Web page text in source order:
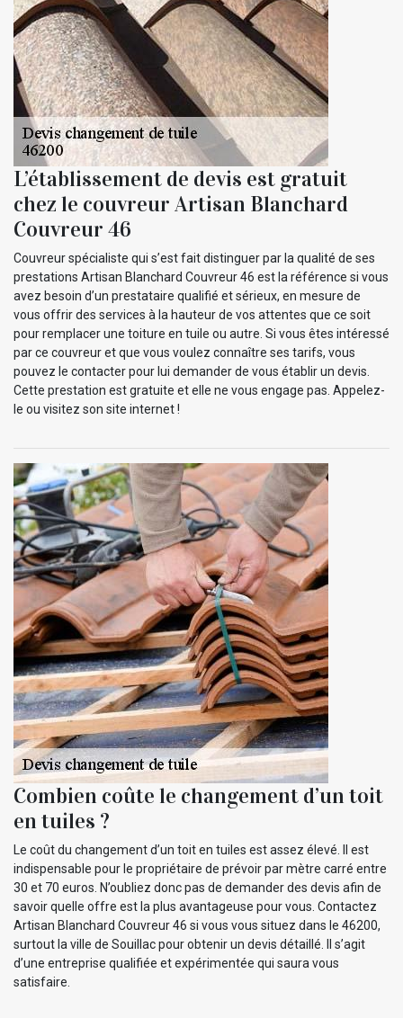
L’établissement de devis est gratuit
chez le couvreur Artisan Blanchard
Couvreur 46
Couvreur spécialiste qui s’est fait distinguer par la qualité de ses
prestations Artisan Blanchard Couvreur 46 est la référence si vous
avez besoin d’un prestataire qualifié et sérieux, en mesure de
vous offrir des services à la hauteur de vos attentes que ce soit
pour remplacer une toiture en tuile ou autre. Si vous êtes intéressé
par ce couvreur et que vous voulez connaître ses tarifs, vous
pouvez le contacter pour lui demander de vous établir un devis.
Cette prestation est gratuite et elle ne vous engage pas. Appelez-
le ou visitez son site internet !
Combien coûte le changement d’un toit
en tuiles ?
Le coût du changement d’un toit en tuiles est assez élevé. Il est
indispensable pour le propriétaire de prévoir par mètre carré entre
30 et 70 euros. N’oubliez donc pas de demander des devis afin de
savoir quelle offre est la plus avantageuse pour vous. Contactez
Artisan Blanchard Couvreur 46 si vous vous situez dans le 46200,
surtout la ville de Souillac pour obtenir un devis détaillé. Il s’agit
d’une entreprise qualifiée et expérimentée qui saura vous
satisfaire.